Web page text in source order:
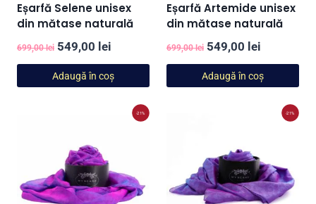
Eșarfă Selene unisex
din mătase naturală
699,00lei Prețul
inițial
a
549,00 lei
curent
este:
549,00 lei.
Adaugă în coș
Eșarfă Artemide unisex
din mătase naturală
699,00lei Prețul
inițial
a
549,00 lei
curent
este:
549,00
Adaugă în coș
-21% -21%